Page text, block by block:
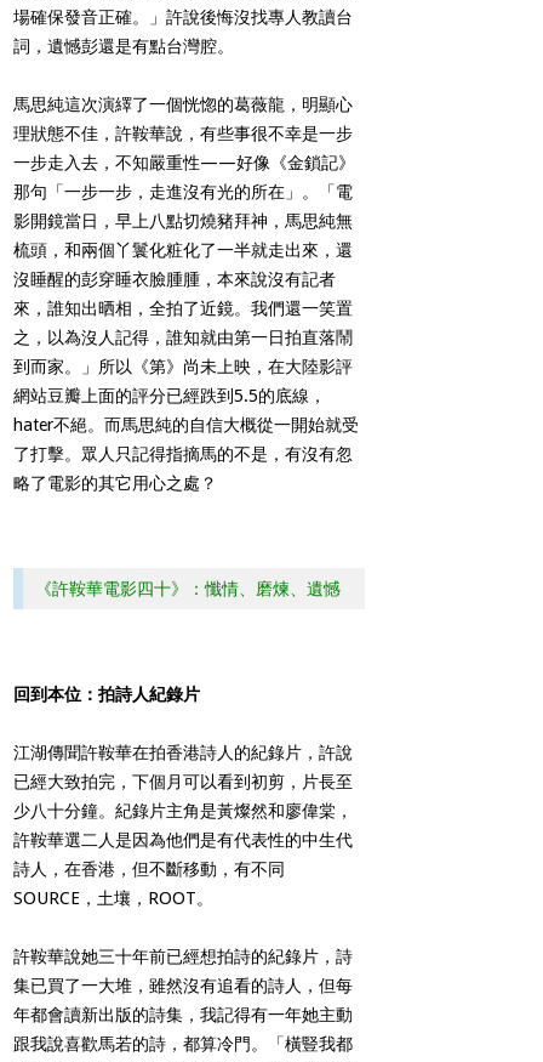
場確保發音正確。」許說後悔沒找專人教讀台
詞，遺憾彭還是有點台灣腔。
馬思純這次演繹了一個恍惚的葛薇龍，明顯心
理狀態不佳，許鞍華說，有些事很不幸是一步
一步走入去，不知嚴重性——好像《金鎖記》
那句「一步一步，走進沒有光的所在」。「電
影開鏡當日，早上八點切燒豬拜神，馬思純無
梳頭，和兩個丫鬟化粧化了一半就走出來，還
沒睡醒的彭穿睡衣臉腫腫，本來說沒有記者
來，誰知出晒相，全拍了近鏡。我們還一笑置
之，以為沒人記得，誰知就由第一日拍直落鬧
到而家。」所以《第》尚未上映，在大陸影評
網站豆瓣上面的評分已經跌到5.5的底線，
hater不絕。而馬思純的自信大概從一開始就受
了打擊。眾人只記得指摘馬的不是，有沒有忽
略了電影的其它用心之處？
《許鞍華電影四十》：懺情、磨煉、遺憾
回到本位：拍詩人紀錄片
江湖傳聞許鞍華在拍香港詩人的紀錄片，許說
已經大致拍完，下個月可以看到初剪，片長至
少八十分鐘。紀錄片主角是黃燦然和廖偉棠，
許鞍華選二人是因為他們是有代表性的中生代
詩人，在香港，但不斷移動，有不同
SOURCE，土壤，ROOT。
許鞍華說她三十年前已經想拍詩的紀錄片，詩
集已買了一大堆，雖然沒有追看的詩人，但每
年都會讀新出版的詩集，我記得有一年她主動
跟我說喜歡馬若的詩，都算冷門。「橫豎我都